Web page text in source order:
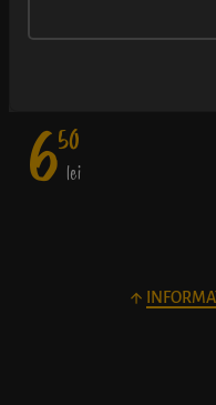
acrișoară, și un strop de
650
lei